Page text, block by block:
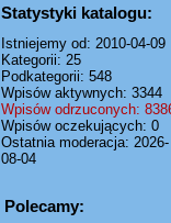
Statystyki katalogu:
Istniejemy od: 2010-04-09
Kategorii: 25
Podkategorii: 548
Wpisów aktywnych: 3344
Wpisów odrzuconych:
Wpisów oczekujących: 0
Ostatnia moderacja: 2026-
08-04
Polecamy: